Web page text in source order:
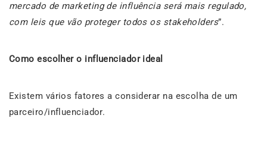
mercado de marketing de influência será mais regulado,
com leis que vão proteger todos os stakeholders”.
Como escolher o influenciador ideal
Existem vários fatores a considerar na escolha de um
parceiro/influenciador.